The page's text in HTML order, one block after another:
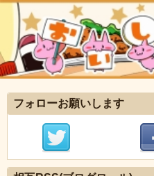
フォローお願いします